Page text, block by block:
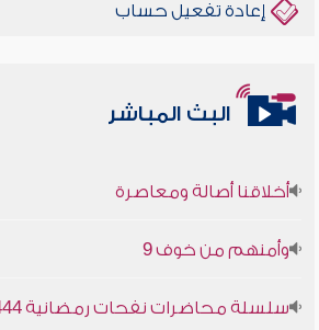
إعادة تفعيل حساب
البث المباشر
أخلاقنا أصالة ومعاصرة
وأمنهم من خوف 9